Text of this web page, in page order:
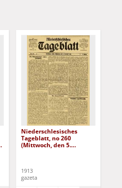
Niederschlesisches
Tageblatt, no 260
(Mittwoch, den 5.
1913
gazeta